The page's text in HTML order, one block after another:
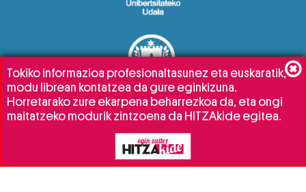
Tokiko informazioa profesionaltasunez eta euskaratik,
modu librean kontatzea da gure eginkizuna.
Horretarako zure ekarpena beharrezkoa da, eta ongi
maitatzeko modurik zintzoena da HITZAkide egitea.